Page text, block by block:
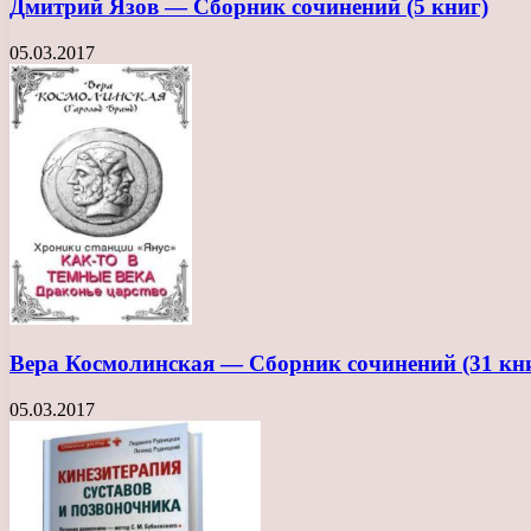
Дмитрий Язов — Сборник сочинений (5 книг)
05.03.2017
Вера Космолинская — Сборник сочинений (31
05.03.2017